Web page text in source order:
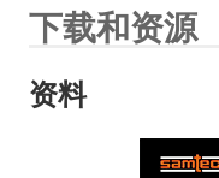
下载和资源
资料